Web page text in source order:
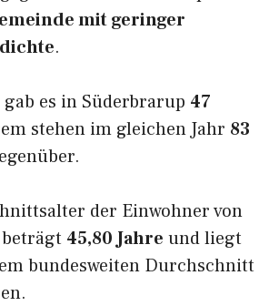
mit geringer
.
es in Süderbrarup 47
stehen im gleichen Jahr 83
der Einwohner von
45,80 Jahre und liegt
bundesweiten Durchschnitt